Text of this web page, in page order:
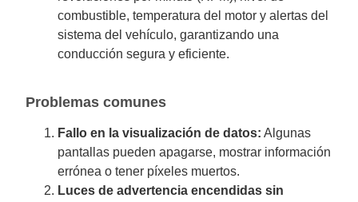
combustible, temperatura del motor y alertas del
sistema del vehículo, garantizando una
conducción segura y eficiente.
Problemas comunes
Fallo en la visualización de datos: Algunas
pantallas pueden apagarse, mostrar información
errónea o tener píxeles muertos.
Luces de advertencia encendidas sin